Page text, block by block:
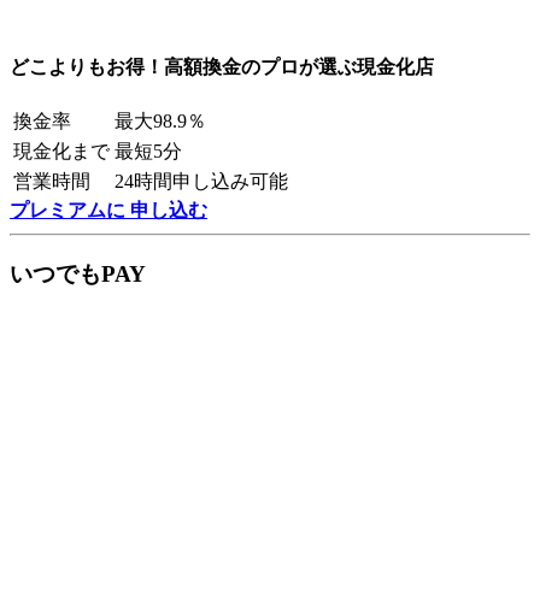
どこよりもお得！高額換金のプロが選ぶ現金化店
換金率
最大98.9％
現金化まで 最短5分
営業時間
24時間申し込み可能
プレミアムに 申し込む
いつでもPAY